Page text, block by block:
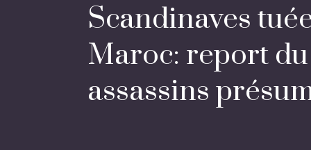
Scandinaves
Maroc: report
assassins